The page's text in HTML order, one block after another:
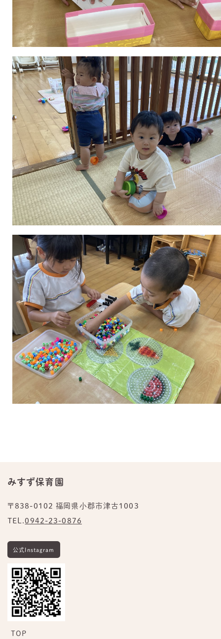
みすず保育園
〒838-0102 福岡県小郡市津古1003
TEL.0942-23-0876
公式Instagram
TOP